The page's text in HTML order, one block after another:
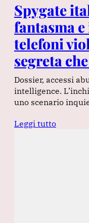
Spygate
fantasma
telefoni
segreta
Dossier, accessi
intelligence.
uno scenario
Leggi tutto